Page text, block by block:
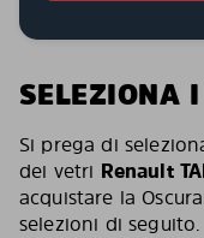
SELEZIONA
Si prega di
dei vetri Renault
acquistare la
selezioni di seguito.